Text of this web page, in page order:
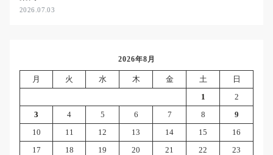
2026.07.03
2026年8月
月 火 水 木 金 土
日
1
2
3
4 5 6 7 8
9
10
11 12 13 14 15
16
17
18 19 20 21 22
23